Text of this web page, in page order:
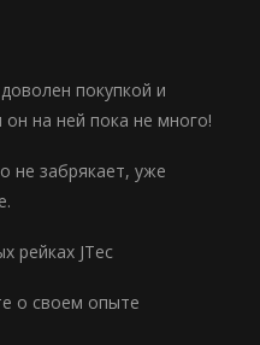
покупкой и
на ней пока не много!
не забрякает, уже
рейках JTec
о своем опыте